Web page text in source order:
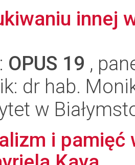
innej
OPUS 19 ,
dr hab.
w
i